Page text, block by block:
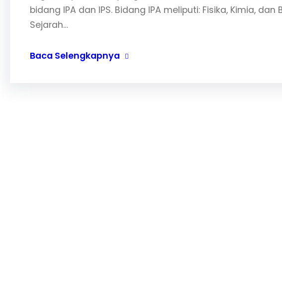
bidang IPA dan IPS. Bidang IPA meliputi: Fisika, Kimia, dan
Sejarah…
Baca Selengkapnya